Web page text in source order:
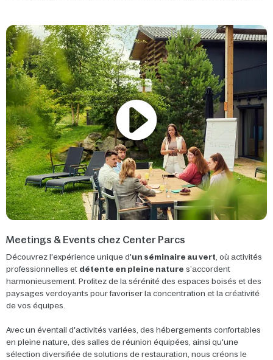
Meetings & Events chez Center Parcs
Découvrez l'expérience unique d'un séminaire au vert, où activités
professionnelles et détente en pleine nature s’accordent
harmonieusement. Profitez de la sérénité des espaces boisés et des
paysages verdoyants pour favoriser la concentration et la créativité
de vos équipes.
Avec un éventail d'activités variées, des hébergements confortables
en pleine nature, des salles de réunion équipées, ainsi qu'une
sélection diversifiée de solutions de restauration, nous créons le